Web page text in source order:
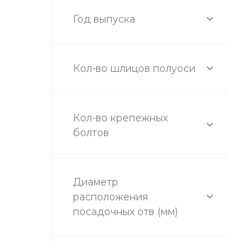
Год выпуска
Кол-во шлицов полуоси
Кол-во крепежных
болтов
Диаметр
расположения
посадочных отв (мм)